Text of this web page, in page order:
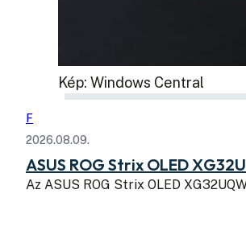
Kép: Windows Central
F
2026.08.09.
ASUS ROG Strix OLED
Az ASUS ROG Strix OLED